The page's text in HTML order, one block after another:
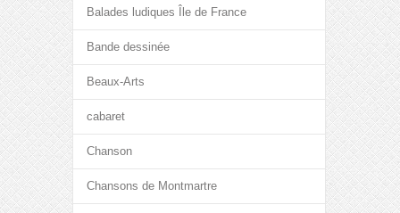
Balades ludiques Île de France
Bande dessinée
Beaux-Arts
cabaret
Chanson
Chansons de Montmartre